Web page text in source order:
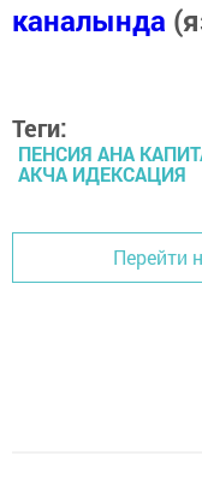
каналында
Теги:
ПЕНСИЯ АНА
АКЧА ИДЕКСАЦИЯ
Перейти